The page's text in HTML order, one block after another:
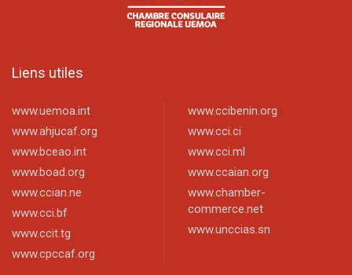
Liens utiles
www.uemoa.int
www.ahjucaf.org
www.bceao.int
www.boad.org
www.ccian.ne
www.cci.bf
www.ccit.tg
www.cpccaf.org
www.ccibenin.org
www.cci.ci
www.cci.ml
www.ccaian.org
www.chamber-
commerce.net
www.unccias.sn